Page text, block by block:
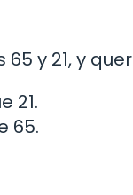
y 21, y
21.
65.